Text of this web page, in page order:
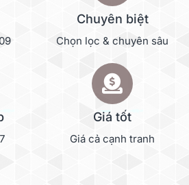
Chuyên biệt
Chọn lọc & chuyên sâu
Giá tốt
Giá cả cạnh tranh